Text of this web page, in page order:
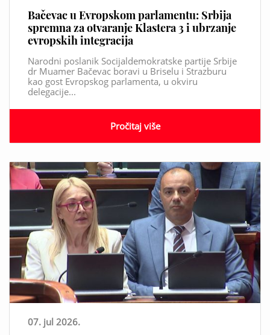
Bačevac u Evropskom parlamentu: Srbija
spremna za otvaranje Klastera 3 i ubrzanje
evropskih integracija
Narodni poslanik Socijaldemokratske partije Srbije
dr Muamer Bačevac boravi u Briselu i Strazburu
kao gost Evropskog parlamenta, u okviru
delegacije...
Pročitaj više
07. jul 2026.